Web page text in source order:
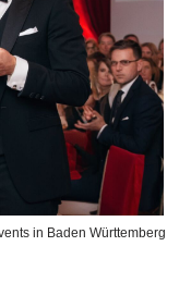
in Baden Württemberg